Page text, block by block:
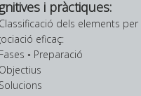
i pràctiques:
Classificació dels elements per
eficaç:
Fases ◦ Preparació
Objectius
Solucions